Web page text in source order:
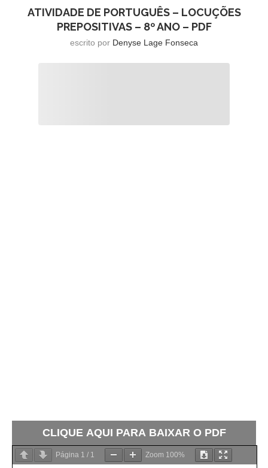
ATIVIDADE DE PORTUGUÊS – LOCUÇÕES
PREPOSITIVAS – 8º ANO – PDF
escrito por Denyse Lage Fonseca
CLIQUE AQUI PARA BAIXAR O PDF
Página 1 / 1 Zoom 100%